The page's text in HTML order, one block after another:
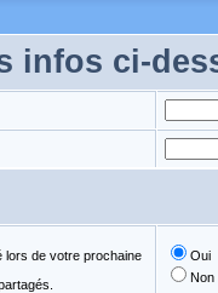
infos ci-
lors de votre prochaine
Oui
Non